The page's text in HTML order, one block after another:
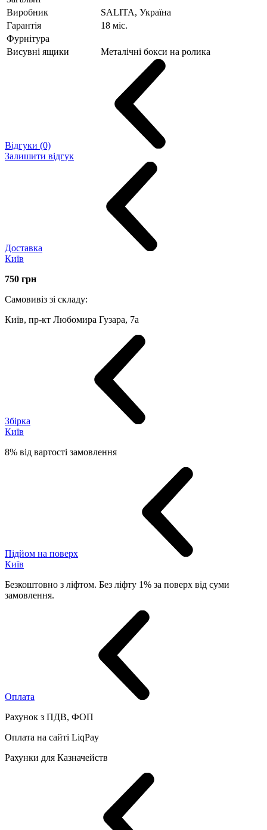
Виробник
SALITA, Україна
Гарантія
18 міс.
Фурнітура
Висувні ящики
Металічні бокси на ролика
Відгуки (0)
Залишити відгук
Доставка
Київ
750 грн
Самовивіз зі складу:
Київ, пр-кт Любомира Гузара, 7а
Збірка
Київ
8% від вартості замовлення
Підйом на поверх
Київ
Безкоштовно з ліфтом. Без ліфту 1% за поверх від суми
замовлення.
Оплата
Рахунок з ПДВ, ФОП
Оплата на сайті LiqPay
Рахунки для Казначейств